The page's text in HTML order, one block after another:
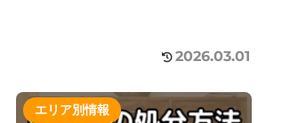
2026.03.01
エリア別情報